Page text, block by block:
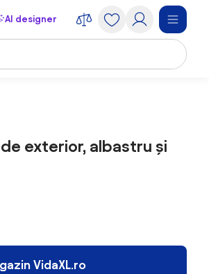
AI designer
exterior, albastru și
VidaXL.ro